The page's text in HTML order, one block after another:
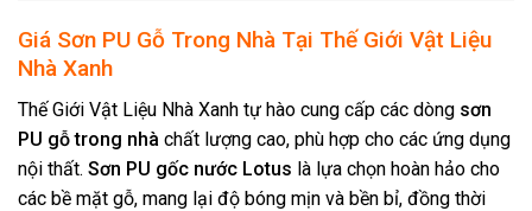
Giá Sơn PU Gỗ Trong Nhà Tại Thế Giới Vật Liệu
Nhà Xanh
Thế Giới Vật Liệu Nhà Xanh tự hào cung cấp các dòng sơn
PU gỗ trong nhà chất lượng cao, phù hợp cho các ứng dụng
nội thất. Sơn PU gốc nước Lotus là lựa chọn hoàn hảo cho
các bề mặt gỗ, mang lại độ bóng mịn và bền bỉ, đồng thời